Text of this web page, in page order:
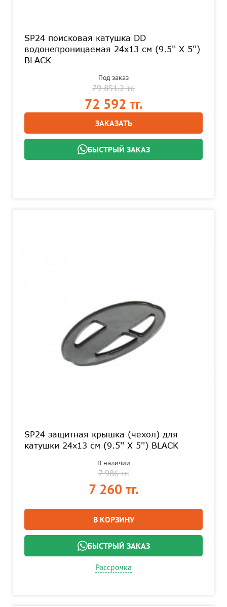
SP24 поисковая катушка DD
водонепроницаемая 24x13 см (9.5'' X 5'')
BLACK
Под заказ
79 851.2 тг.
72 592 тг.
ЗАКАЗАТЬ
БЫСТРЫЙ ЗАКАЗ
SP24 защитная крышка (чехол) для
катушки 24x13 см (9.5'' X 5'') BLACK
В наличии
7 986 тг.
7 260 тг.
В КОРЗИНУ
БЫСТРЫЙ ЗАКАЗ
Рассрочка